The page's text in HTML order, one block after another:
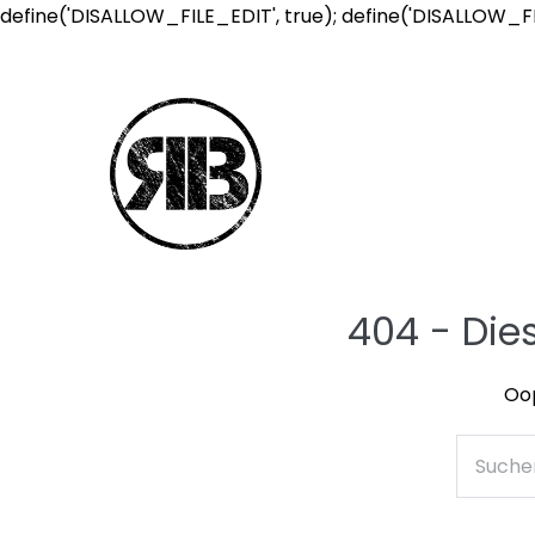
define('DISALLOW_FILE_EDIT', true);
404 -
nach: